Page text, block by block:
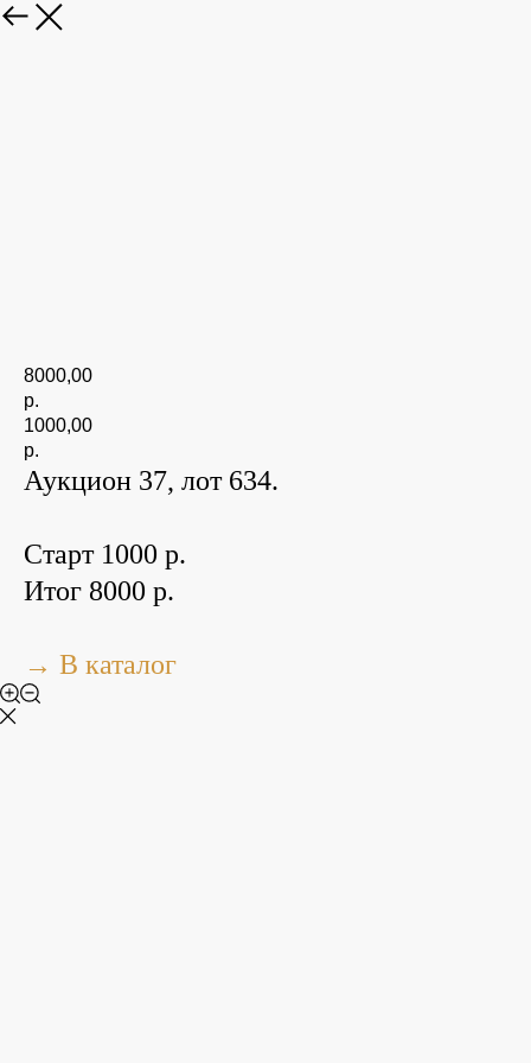
8000,00
р.
1000,00
р.
Аукцион 37, лот 634.
Старт 1000 р.
Итог 8000 р.
→ В каталог